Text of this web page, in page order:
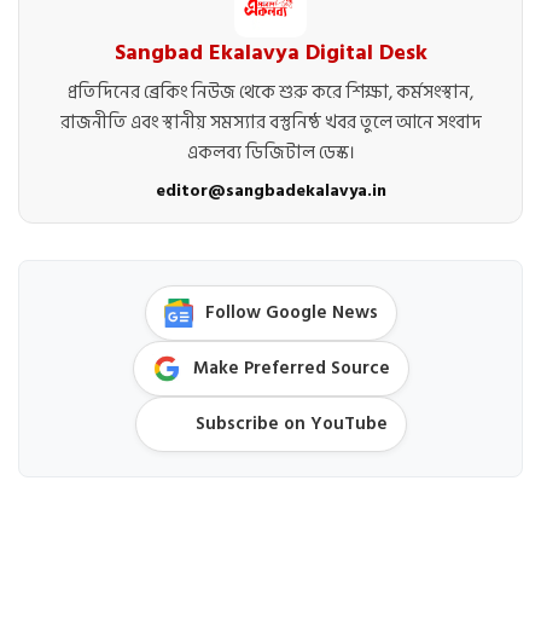
Sangbad Ekalavya Digital Desk
প্রতিদিনের ব্রেকিং নিউজ থেকে শুরু করে শিক্ষা, কর্মসংস্থান,
রাজনীতি এবং স্থানীয় সমস্যার বস্তুনিষ্ঠ খবর তুলে আনে সংবাদ
একলব্য ডিজিটাল ডেস্ক।
editor@sangbadekalavya.in
Follow Google News
Make Preferred Source
Subscribe on YouTube